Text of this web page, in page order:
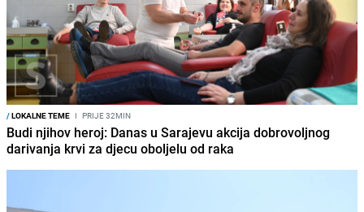
/LOKALNE TEME I PRIJE 32MIN
Budi njihov heroj: Danas u Sarajevu akcija dobrovoljnog
darivanja krvi za djecu oboljelu od raka